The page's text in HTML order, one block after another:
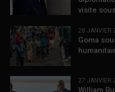
visite
28 JANVIER
Goma
27 JANVIER
William